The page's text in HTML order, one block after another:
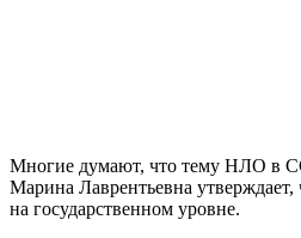
Многие думают, что тему НЛО в
Марина Лаврентьевна утверждает,
на государственном уровне.